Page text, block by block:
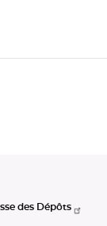
des Dépôts